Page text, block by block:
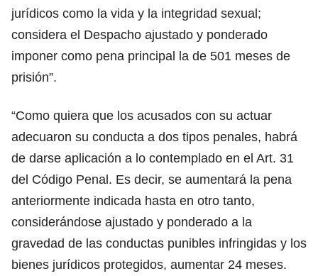
jurídicos como la vida y la integridad sexual;
considera el Despacho ajustado y ponderado
imponer como pena principal la de 501 meses de
prisión”.
“Como quiera que los acusados con su actuar
adecuaron su conducta a dos tipos penales, habrá
de darse aplicación a lo contemplado en el Art. 31
del Código Penal. Es decir, se aumentará la pena
anteriormente indicada hasta en otro tanto,
considerándose ajustado y ponderado a la
gravedad de las conductas punibles infringidas y los
bienes jurídicos protegidos, aumentar 24 meses.